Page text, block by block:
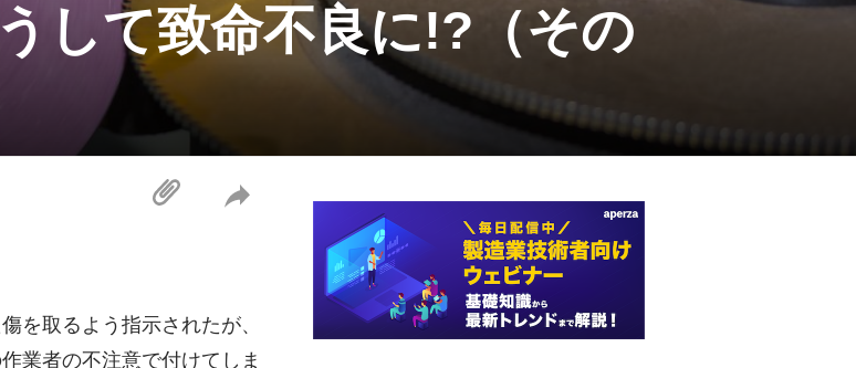
して致命不良に!?（その
を取るよう指示されたが、
業者の不注意で付けてしま